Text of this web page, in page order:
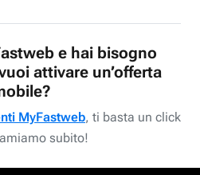
e hai bisogno
attivare un’offerta
MyFastweb, ti basta un click
subito!